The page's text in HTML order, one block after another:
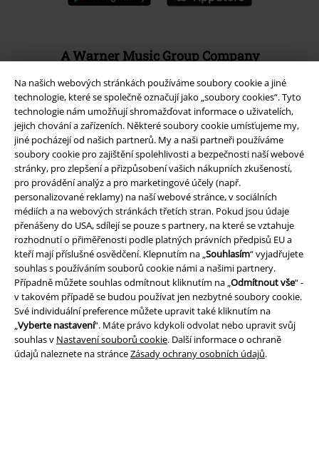
Na našich webových stránkách používáme soubory cookie a jiné
technologie, které se společně označují jako „soubory cookies“. Tyto
technologie nám umožňují shromažďovat informace o uživatelích,
jejich chování a zařízeních. Některé soubory cookie umísťujeme my,
jiné pocházejí od našich partnerů. My a naši partneři používáme
soubory cookie pro zajištění spolehlivosti a bezpečnosti naší webové
stránky, pro zlepšení a přizpůsobení vašich nákupních zkušeností,
pro provádění analýz a pro marketingové účely (např.
personalizované reklamy) na naší webové stránce, v sociálních
médiích a na webových stránkách třetích stran. Pokud jsou údaje
přenášeny do USA, sdílejí se pouze s partnery, na které se vztahuje
rozhodnutí o přiměřenosti podle platných právních předpisů EU a
kteří mají příslušné osvědčení. Klepnutím na „Souhlasím“ vyjadřujete
souhlas s používáním souborů cookie námi a našimi partnery.
Případně můžete souhlas odmítnout kliknutím na „Odmítnout vše“ -
v takovém případě se budou používat jen nezbytné soubory cookie.
Své individuální preference můžete upravit také kliknutím na
„Vyberte nastavení“. Máte právo kdykoli odvolat nebo upravit svůj
souhlas v Nastavení souborů cookie. Další informace o ochraně
údajů naleznete na stránceZásady ochrany osobních údajů.
A Warner Music Group Company
Právní informace
Podmínky
Prohlášení
Ochrana osobních údajů